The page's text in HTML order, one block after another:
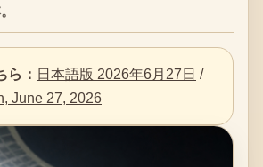
ら： 日本語版 2026年6月27日 /
June 27, 2026